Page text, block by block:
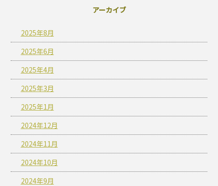
アーカイブ
2025年8月
2025年6月
2025年4月
2025年3月
2025年1月
2024年12月
2024年11月
2024年10月
2024年9月